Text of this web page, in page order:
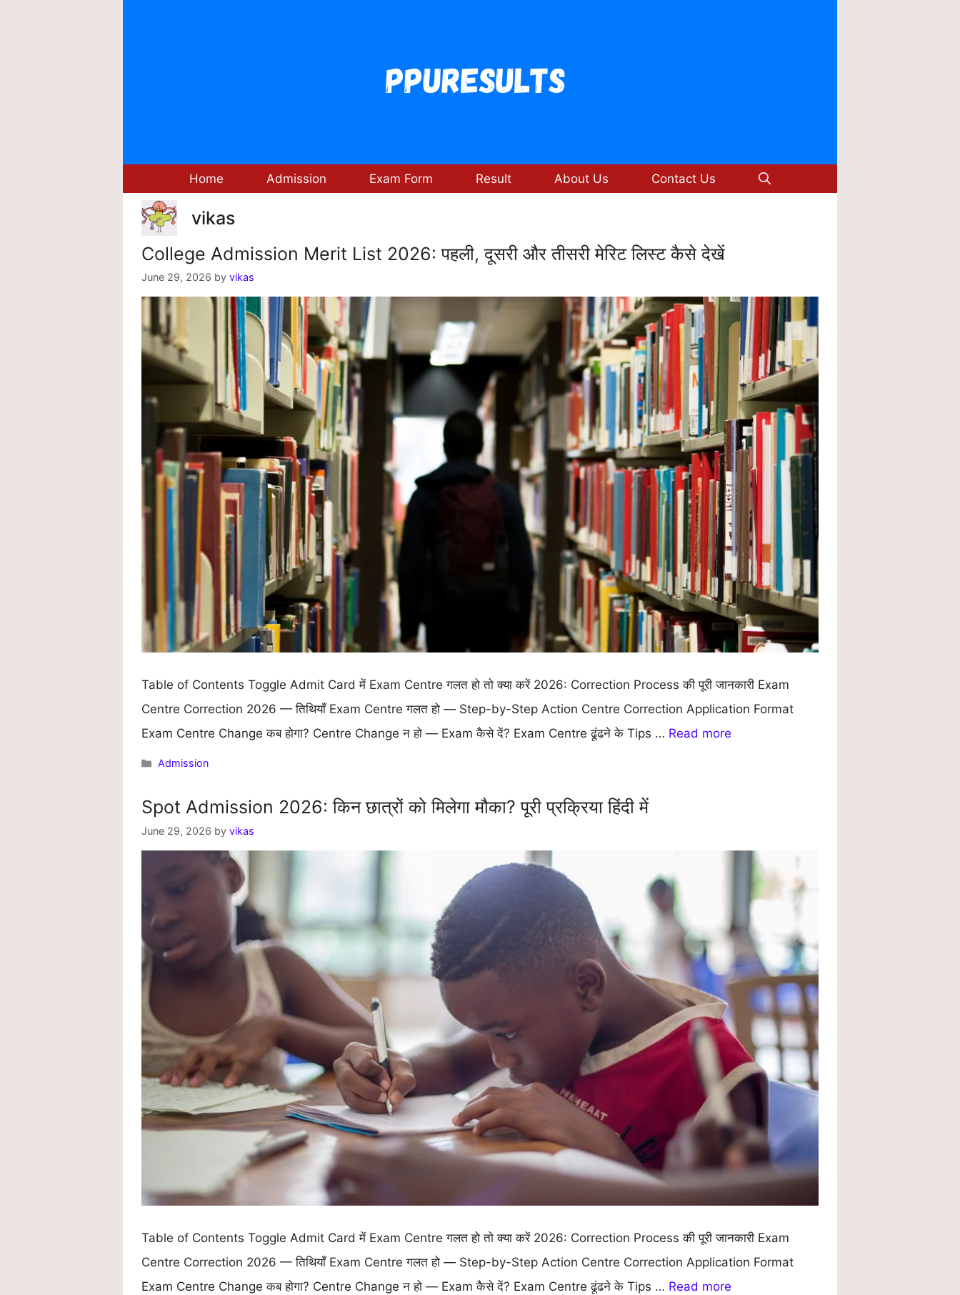
Home Admission Exam Form Result About Us Contact Us
vikas
College Admission Merit List 2026: पहली, दूसरी और तीसरी मेरिट लिस्ट कैसे देखें
June 29, 2026 by vikas
Table of Contents Toggle Admit Card में Exam Centre गलत हो तो क्या करें 2026: Correction Process की पूरी जानकारी Exam
Centre Correction 2026 — तिथियाँ Exam Centre गलत हो — Step-by-Step Action Centre Correction Application Format
Exam Centre Change कब होगा? Centre Change न हो — Exam कैसे दें? Exam Centre ढूंढने के Tips … Read more
Categories
Admission
Spot Admission 2026: किन छात्रों को मिलेगा मौका? पूरी प्रक्रिया हिंदी में
June 29, 2026 by vikas
Table of Contents Toggle Admit Card में Exam Centre गलत हो तो क्या करें 2026: Correction Process की पूरी जानकारी Exam
Centre Correction 2026 — तिथियाँ Exam Centre गलत हो — Step-by-Step Action Centre Correction Application Format
Exam Centre Change कब होगा? Centre Change न हो — Exam कैसे दें? Exam Centre ढूंढने के Tips … Read more